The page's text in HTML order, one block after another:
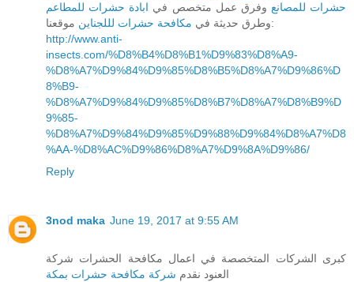
حشرات للمصانع وفرق عمل متخصص في ابادة حشرات للمطاعم
وطرق حديثة في مكافحة حشرات لللجناين
موقعنا:
http://www.anti-
insects.com/%D8%B4%D8%B1%D9%83%D8%A9-
%D8%A7%D9%84%D9%85%D8%B5%D8%A7%D9%86%D
8%B9-
%D8%A7%D9%84%D9%85%D8%B7%D8%A7%D8%B9%D
9%85-
%D8%A7%D9%84%D9%85%D9%88%D9%84%D8%A7%D8
%AA-%D8%AC%D9%86%D8%A7%D9%8A%D9%86/
Reply
3nod maka June 19, 2017 at 9:55 AM
كبرى الشركات المتخصصة في اعمال مكافحة الحشرات شركة
العنود نقدم شركة مكافحة حشرات بمكة